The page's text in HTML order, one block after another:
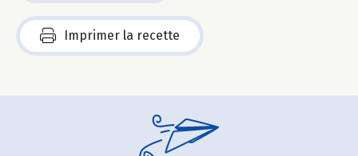
Imprimer la recette